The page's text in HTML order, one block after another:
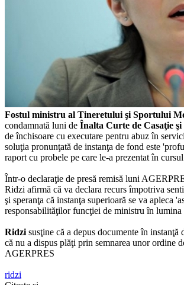
Fostul ministru al Tineretului şi Sportului
condamnată luni de Înalta Curte de Casaţie
de închisoare cu executare pentru abuz în
soluţia pronunţată de instanţa de fond este
raport cu probele pe care le-a prezentat în
Într-o declaraţie de presă remisă luni
Ridzi afirmă că va declara recurs împotriva
şi speranţa că instanţa superioară se va apleca
responsabilităţilor funcţiei de ministru în lumina
Ridzi susţine că a depus documente în instanţă
că nu a dispus plăţi prin semnarea unor ordine
AGERPRES
ridzi